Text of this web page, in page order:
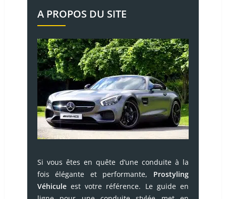
A PROPOS DU SITE
Si vous êtes en quête d’une conduite à la
fois élégante et performante, Prostyling
Véhiculeest votre référence. Le guide en